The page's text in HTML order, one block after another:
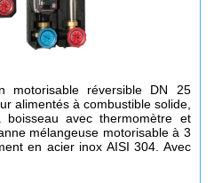
motorisable réversible DN 25
alimentés à combustible solide,
avec thermomètre et
mélangeuse motorisable à 3
en acier inox AISI 304. Avec